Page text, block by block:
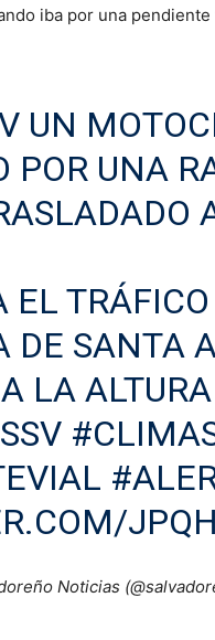
iba por una
UN
POR UNA
EL
DE SANTA
LA
Noticias